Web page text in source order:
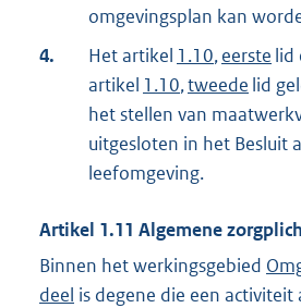
omgevingsplan kan
4.
Het artikel 1.10,eerste lid
artikel 1.10,tweede lid
het stellen van
uitgesloten in het Besluit
leefomgeving.
Artikel 1.11 Algemene
Binnen het werkingsgebied
deel is degene die een